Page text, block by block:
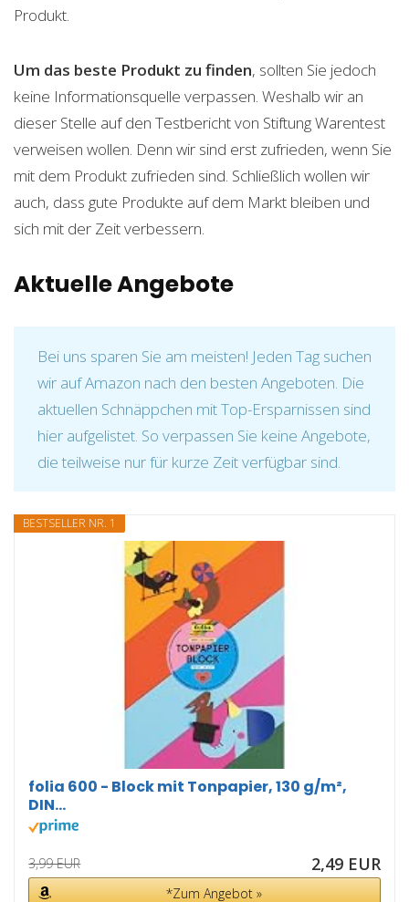
Produkt.
Um das beste Produkt zu finden, sollten Sie jedoch
keine Informationsquelle verpassen. Weshalb wir an
dieser Stelle auf den Testbericht von Stiftung Warentest
verweisen wollen. Denn wir sind erst zufrieden, wenn Sie
mit dem Produkt zufrieden sind. Schließlich wollen wir
auch, dass gute Produkte auf dem Markt bleiben und
sich mit der Zeit verbessern.
Aktuelle Angebote
Bei uns sparen Sie am meisten! Jeden Tag suchen
wir auf Amazon nach den besten Angeboten. Die
aktuellen Schnäppchen mit Top-Ersparnissen sind
hier aufgelistet. So verpassen Sie keine Angebote,
die teilweise nur für kurze Zeit verfügbar sind.
BESTSELLER NR. 1
folia 600 - Block mit Tonpapier, 130 g/m²,
DIN...
3,99 EUR 2,49 EUR
*Zum Angebot »